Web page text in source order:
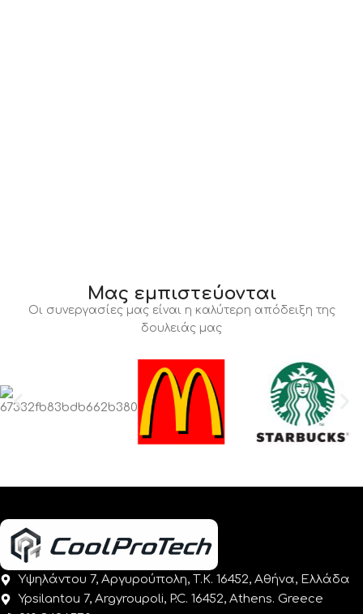
Μας εμπιστεύονται
Οι συνεργασίες μας είναι η καλύτερη απόδειξη της
δουλειάς μας
Υψηλάντου 7, Αργυρούπολη, Τ.Κ. 16452, Αθήνα, Ελλάδα
Ypsilantou 7, Argyroupoli, P.C. 16452, Athens. Greece